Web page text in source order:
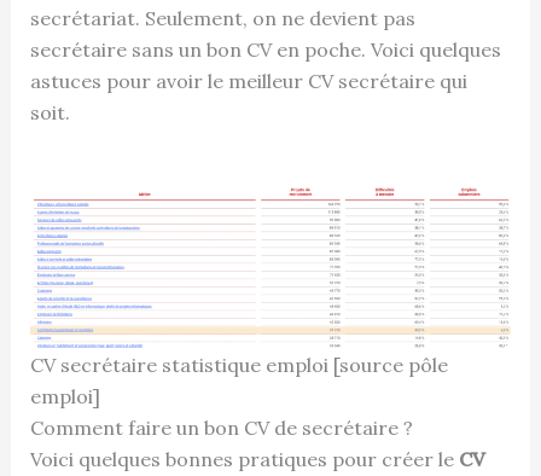
secrétariat. Seulement, on ne devient pas
secrétaire sans un bon CV en poche. Voici quelques
astuces pour avoir le meilleur CV secrétaire qui
soit.
CV secrétaire statistique emploi [source pôle
emploi]
Comment faire un bon CV de secrétaire ?
Voici quelques bonnes pratiques pour créer le CV